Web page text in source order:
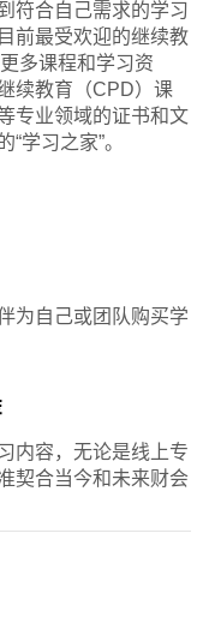
符合自己需求的学习
前最受欢迎的继续教
多课程和学习资
续教育（CPD）课
专业领域的证书和文
学习之家”。
为自己或团队购买学
内容，无论是线上专
契合当今和未来财会